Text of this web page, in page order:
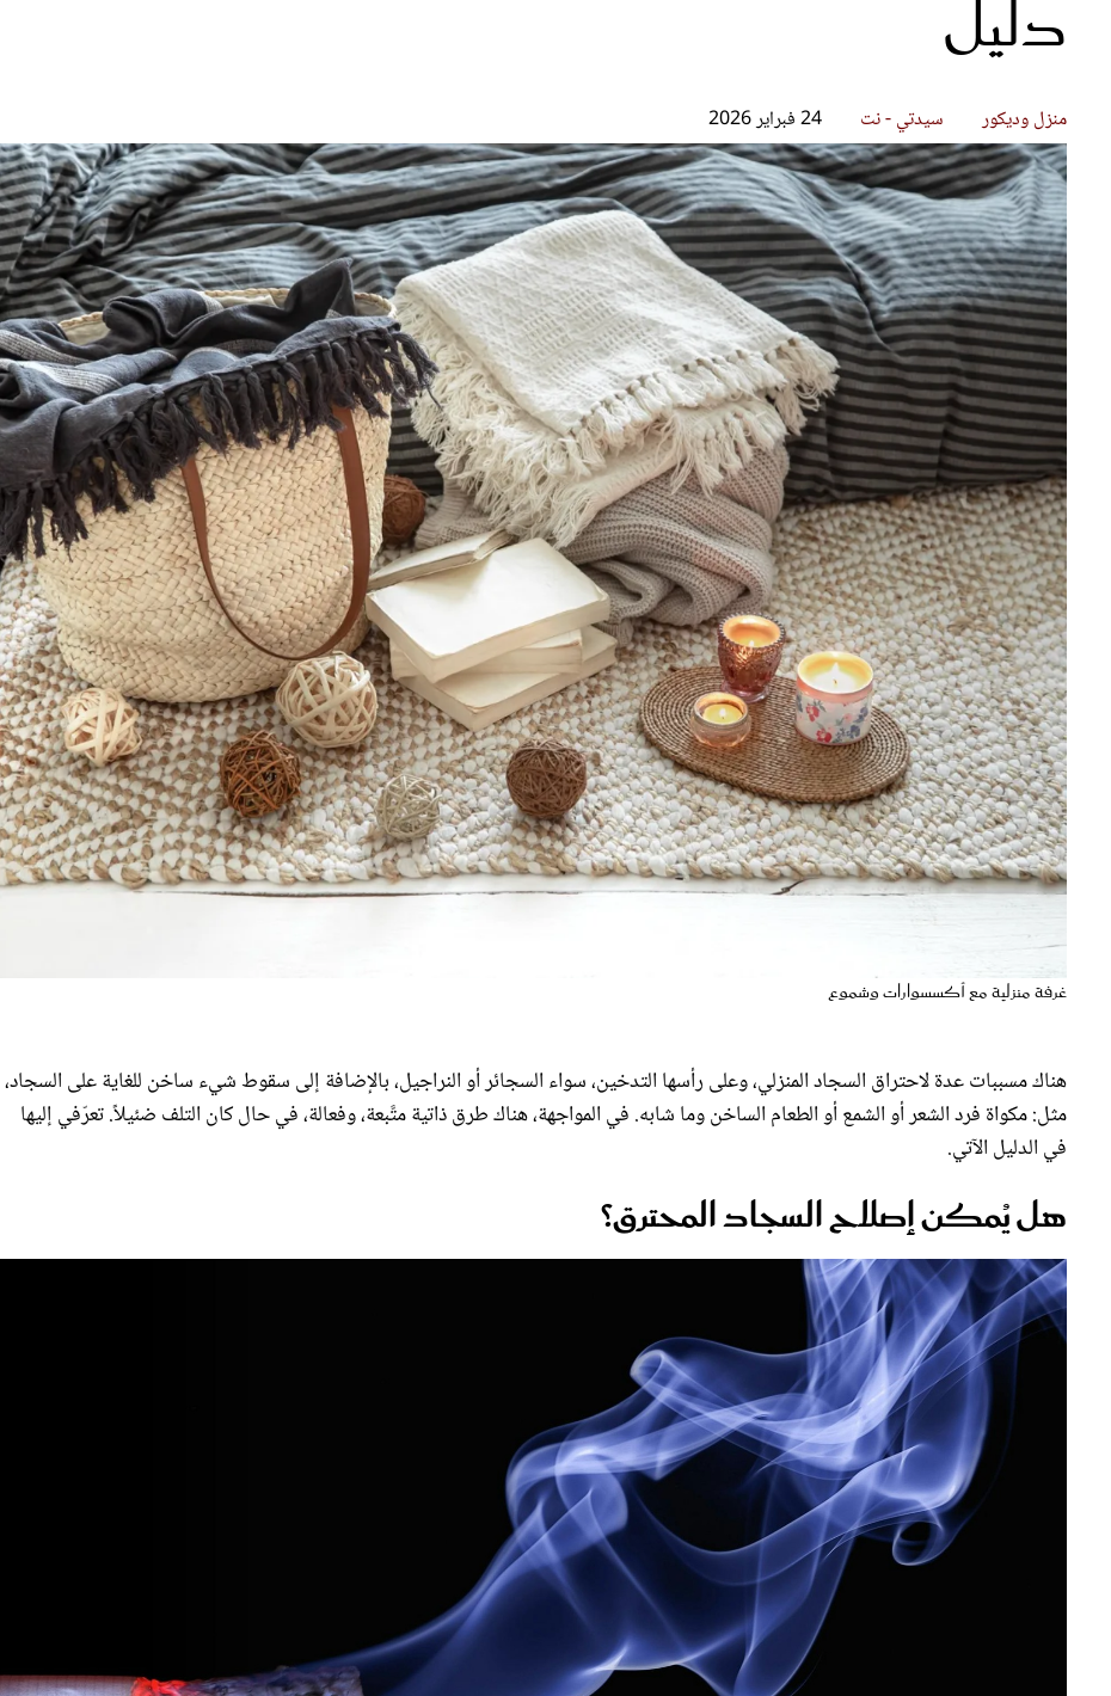
دليل
منزل وديكور سيدتي - نت 24 فبراير 2026
غرفة منزلية مع أكسسوارات وشموع
هناك مسببات عدة لاحتراق السجاد المنزلي، وعلى رأسها التدخين، سواء السجائر أو النراجيل، بالإضافة إلى سقوط شيء ساخن للغاية على السجاد،
مثل: مكواة فرد الشعر أو الشمع أو الطعام الساخن وما شابه. في المواجهة، هناك طرق ذاتية متَّبعة، وفعالة، في حال كان التلف ضئيلاً. تعرّفي إليها
في الدليل الآتي.
هل يُمكن إصلاح السجاد المحترق؟
شباب وبنات
علاقات زوجية
مجلة سيدتي
غلاف رفمي